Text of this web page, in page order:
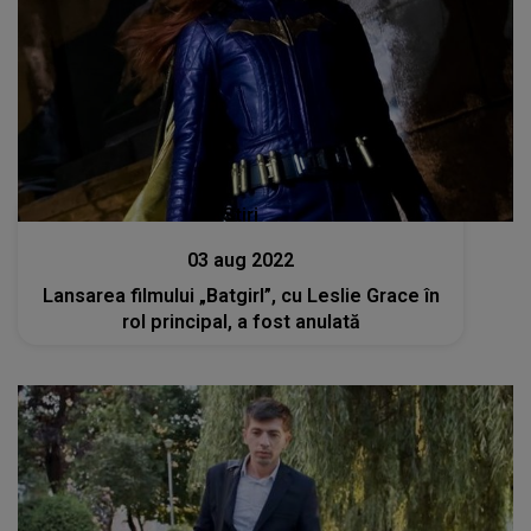
Stiri
03 aug 2022
Lansarea filmului „Batgirl”, cu Leslie Grace în
rol principal, a fost anulată